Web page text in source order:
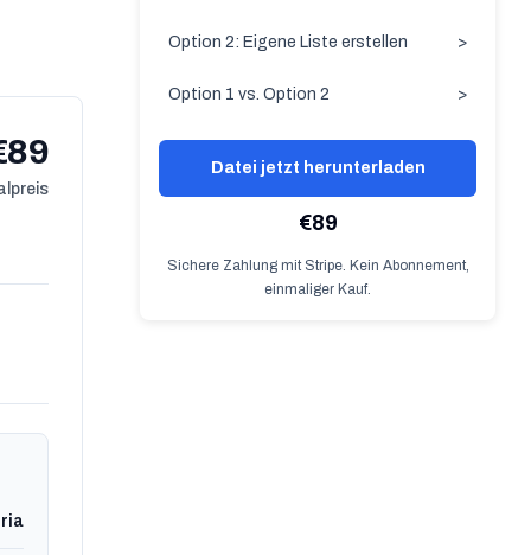
Option 2: Eigene Liste erstellen >
Option 1 vs. Option 2 >
Datei jetzt herunterladen
€89
Sichere Zahlung mit Stripe. Kein Abonnement,
einmaliger Kauf.